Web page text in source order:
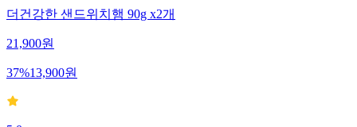
더건강한 샌드위치햄 90g x2개
21,900원
37%13,900원